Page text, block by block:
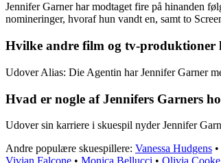
Jennifer Garner har modtaget fire på hinanden
nomineringer, hvoraf hun vandt en, samt to
Hvilke andre film og tv-produktioner
Udover Alias: Die Agentin har Jennifer Garner
Hvad er nogle af Jennifers Garners
Udover sin karriere i skuespil nyder Jennifer
Andre populære skuespillere: Vanessa Hudgens •